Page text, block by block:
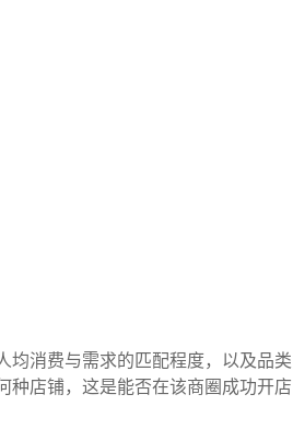
均消费与需求的匹配程度，以及品类
种店铺，这是能否在该商圈成功开店